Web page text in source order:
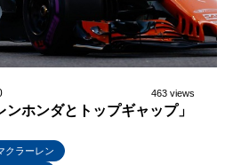
463 views
ホンダとトップギャップ」
クラーレン